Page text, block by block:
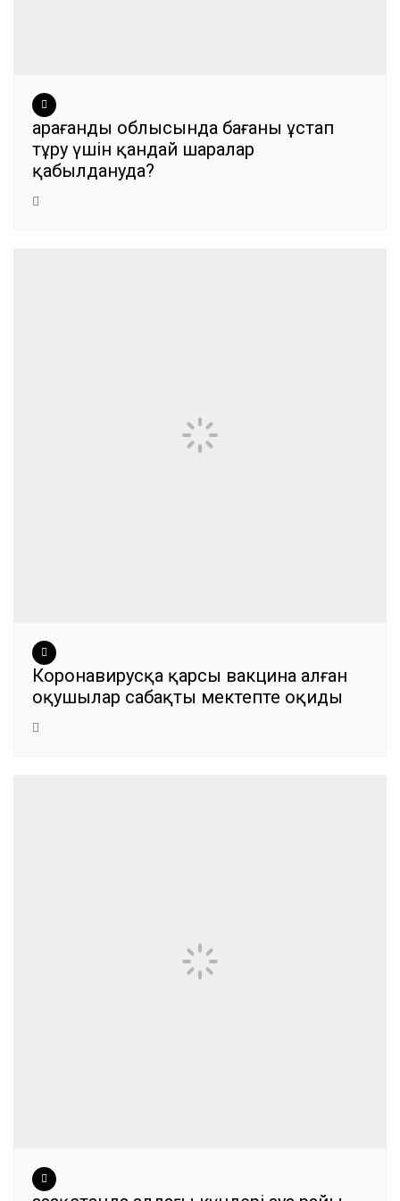
Қарағанды облысында бағаны ұстап
тұру үшін қандай шаралар
қабылдануда?
Коронавирусқа қарсы вакцина алған
оқушылар сабақты мектепте оқиды